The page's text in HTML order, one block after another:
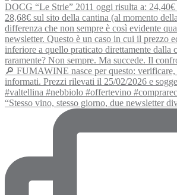
“Stesso vino, stesso giorno, due newsletter